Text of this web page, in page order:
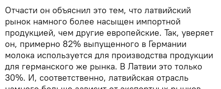
Отчасти он объяснил это тем, что латвийский
рынок намного более насыщен импортной
продукцией, чем другие европейские. Так, уверяет
он, примерно 82% выпущенного в Германии
молока используется для производства продукции
для германского же рынка. В Латвии это только
30%. И, соответственно, латвийская отрасль